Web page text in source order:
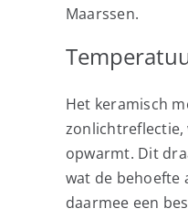
Maarssen.
Het keramisch
zonlichtreflectie,
opwarmt. Dit
wat de behoefte
daarmee een